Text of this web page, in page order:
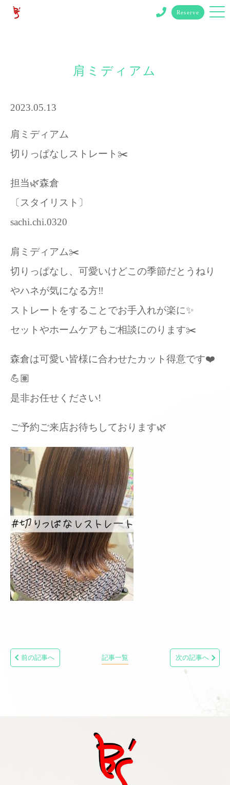
Reserve
肩ミディアム
2023.05.13
肩ミディアム
切りっぱなしストレート✂️
担当🌿森倉
〔スタイリスト〕
sachi.chi.0320
肩ミディアム✂️
切りっぱなし、可愛いけどこの季節だとうねり
やハネが気になる方‼️
ストレートをすることでお手入れが楽に✨
セットやホームケアもご相談にのります✂️
森倉は可愛い皆様に合わせたカット得意です❤️
💪🏽
是非お任せください!
ご予約ご来店お待ちしております🌿
前の記事へ 記事一覧 次の記事へ